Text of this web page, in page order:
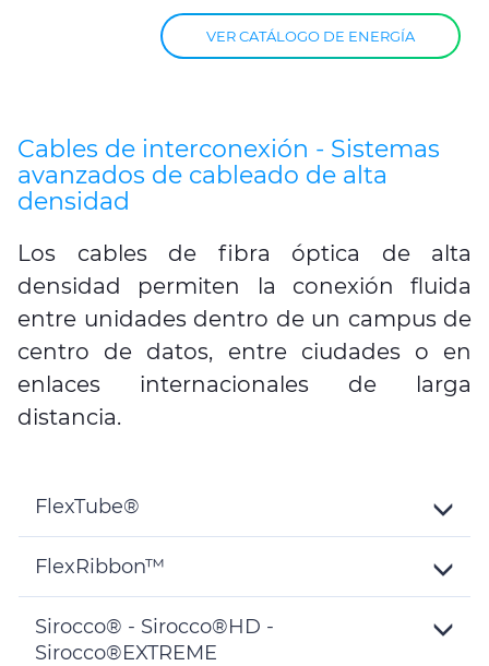
VER CATÁLOGO DE ENERGÍA
Cables de interconexión - Sistemas
avanzados de cableado de alta
densidad
Los cables de fibra óptica de alta
densidad permiten la conexión fluida
entre unidades dentro de un campus de
centro de datos, entre ciudades o en
enlaces internacionales de larga
distancia.
FlexTube®
Details
FlexRibbon™
Details
Sirocco® - Sirocco®HD -
Sirocco®EXTREME